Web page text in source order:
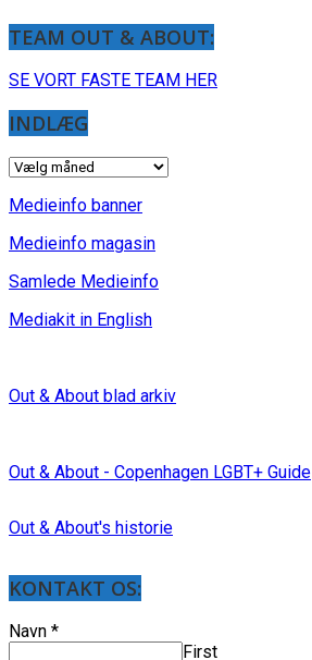
TEAM OUT & ABOUT:
SE VORT FASTE TEAM HER
INDLÆG
INDLÆG
Medieinfo banner
Medieinfo magasin
Samlede Medieinfo
Mediakit in English
Out & About blad arkiv
Out & About - Copenhagen LGBT+ Guide
Out & About's historie
KONTAKT OS:
Navn *
First